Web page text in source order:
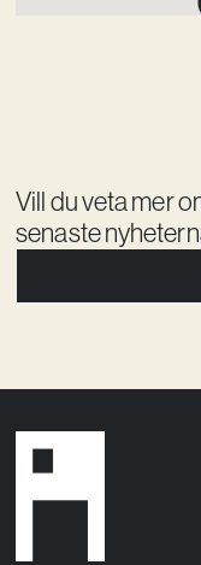
Vill du veta mer
senaste